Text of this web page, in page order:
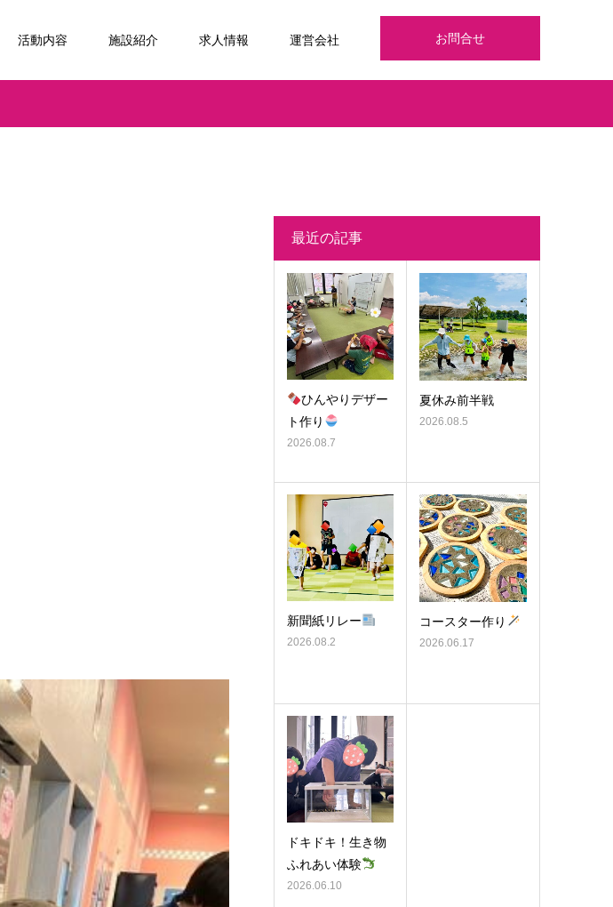
お問合せ
活動内容 施設紹介 求人情報 運営会社
最近の記事
ひんやりデザー
ト作り
2026.08.7
夏休み前半戦
2026.08.5
新聞紙リレー
2026.08.2
コースター作り
2026.06.17
ドキドキ！生き物
ふれあい体験
2026.06.10